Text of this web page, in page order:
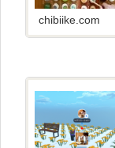
chibiike.com